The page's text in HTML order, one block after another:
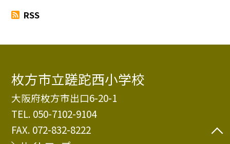
RSS
枚方市立蹉跎西小学校
大阪府枚方市出口6-20-1
TEL. 050-7102-9104
FAX. 072-832-8222